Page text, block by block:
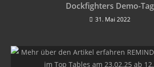
Dockfighters Demo-Tag
31. Mai 2022